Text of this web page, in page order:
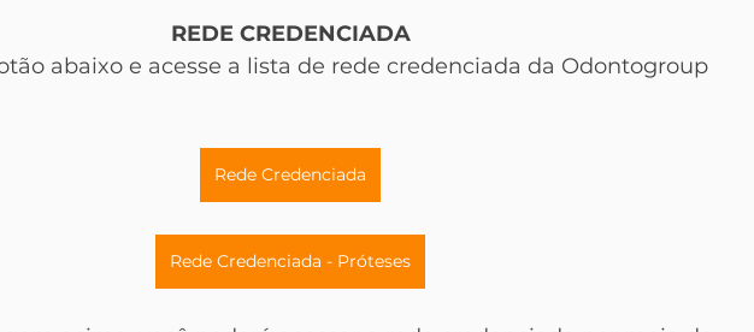
REDE CREDENCIADA
abaixo e acesse a lista de rede credenciada da Odontogroup
Rede Credenciada
Rede Credenciada - Próteses